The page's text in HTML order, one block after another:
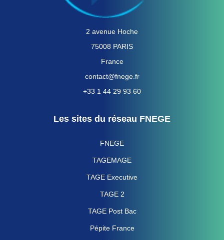
2 avenue Hoche
75008 PARIS
France
contact@fnege.fr
+33 1 44 29 93 60
Les sites du réseau FNEGE
FNEGE
TAGEMAGE
TAGE Executive
TAGE 2
TAGE Post Bac
Pépite France